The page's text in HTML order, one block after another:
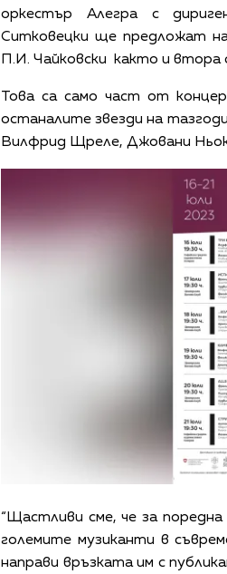
оркестър Алегра с
Ситковецки ще предложат
П.И. Чайковски както и
Това са само част от
останалите звезди на
Вилфрид Щреле, Джовани
“Щастливи сме, че за
големите музиканти в
направи връзката им с